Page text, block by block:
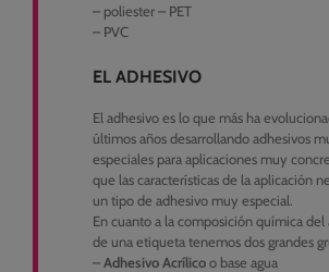
– poliester – PET
– PVC
EL ADHESIVO
El adhesivo es lo que más ha
últimos años desarrollando adhesivos
especiales para aplicaciones muy
que las características de la aplicación
un tipo de adhesivo muy especial.
En cuanto a la composición química del
de una etiqueta tenemos dos grandes
–Adhesivo Acrílicoo base agua